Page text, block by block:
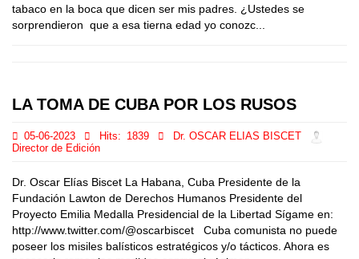
tabaco en la boca que dicen ser mis padres. ¿Ustedes se
sorprendieron que a esa tierna edad yo conozc...
LA TOMA DE CUBA POR LOS RUSOS
05-06-2023 Hits: 1839
Dr. OSCAR ELIAS BISCET
Director de Edición
Dr. Oscar Elías Biscet La Habana, Cuba Presidente de la
Fundación Lawton de Derechos Humanos Presidente del
Proyecto Emilia Medalla Presidencial de la Libertad Sígame en:
http://www.twitter.com/@oscarbiscet Cuba comunista no puede
poseer los misiles balísticos estratégicos y/o tácticos. Ahora es